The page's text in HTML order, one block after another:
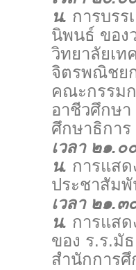
น. การบรร
นิพนธ์ ของ
วิทยาลัยเท
จิตรพณิชย
คณะกรรม
อาชีวศึกษา
ศึกษาธิการ
เวลา ๒๑.
น. การแสด
ประชาสัม
เวลา ๒๑.
น. การแส
ของ ร.ร.มั
สำนักการ